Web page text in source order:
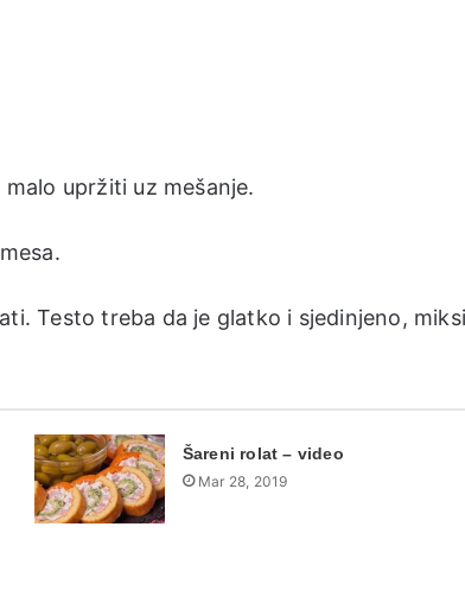
upržiti uz mešanje.
Testo treba da je glatko i sjedinjeno,
Šareni rolat – video
Mar 28, 2019